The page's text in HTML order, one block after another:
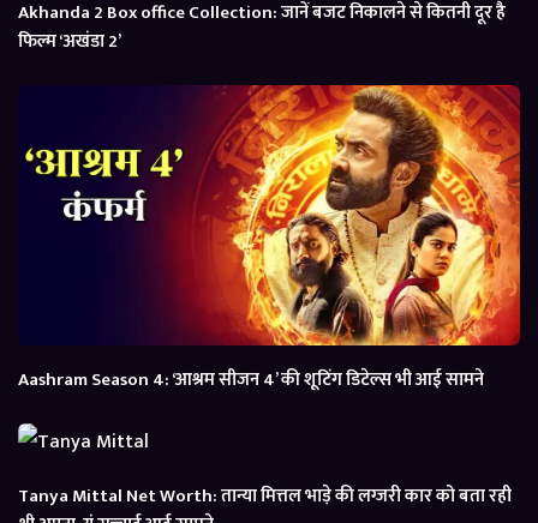
Akhanda 2 Box office Collection: जानें बजट निकालने से कितनी दूर है
फिल्म ‘अखंडा 2’
Aashram Season 4: ‘आश्रम सीजन 4’ की शूटिंग डिटेल्स भी आई सामने
Tanya Mittal Net Worth: तान्या मित्तल भाड़े की लग्जरी कार को बता रही